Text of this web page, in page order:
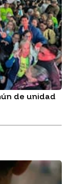
de unidad